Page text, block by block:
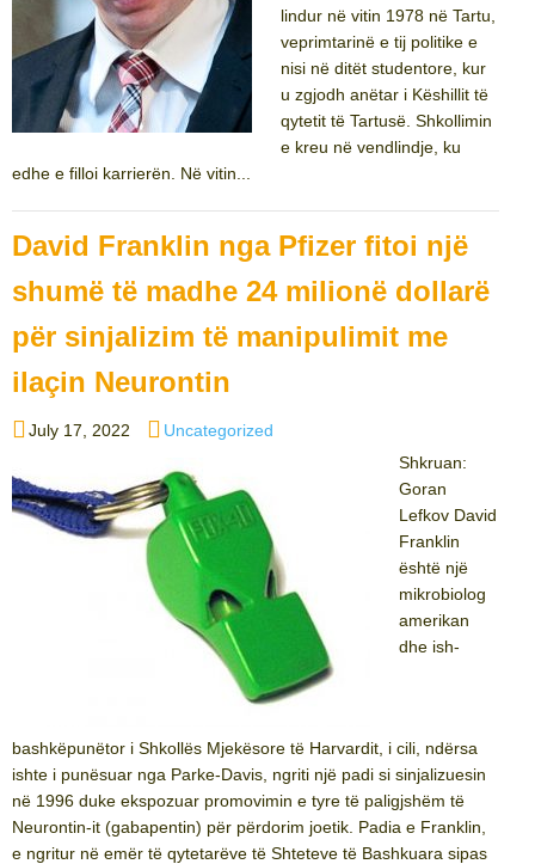
lindur në vitin 1978 në Tartu,
veprimtarinë e tij politike e
nisi në ditët studentore, kur
u zgjodh anëtar i Këshillit të
qytetit të Tartusë. Shkollimin
e kreu në vendlindje, ku
edhe e filloi karrierën. Në vitin...
David Franklin nga Pfizer fitoi një
shumë të madhe 24 milionë dollarë
për sinjalizim të manipulimit me
ilaçin Neurontin
Posted
July 17, 2022 Categories
Uncategorized
Shkruan:
Goran
Lefkov David
Franklin
është një
mikrobiolog
amerikan
dhe ish-
bashkëpunëtor i Shkollës Mjekësore të Harvardit, i cili, ndërsa
ishte i punësuar nga Parke-Davis, ngriti një padi si sinjalizuesin
në 1996 duke ekspozuar promovimin e tyre të paligjshëm të
Neurontin-it (gabapentin) për përdorim joetik. Padia e Franklin,
e ngritur në emër të qytetarëve të Shteteve të Bashkuara sipas